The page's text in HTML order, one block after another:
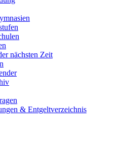
nächsten Zeit
& Entgeltverzeichnis